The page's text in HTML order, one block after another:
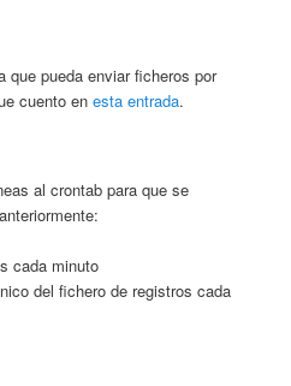
que pueda enviar ficheros por
cuento enesta entrada.
al crontab para que se
cada minuto
del fichero de registros cada